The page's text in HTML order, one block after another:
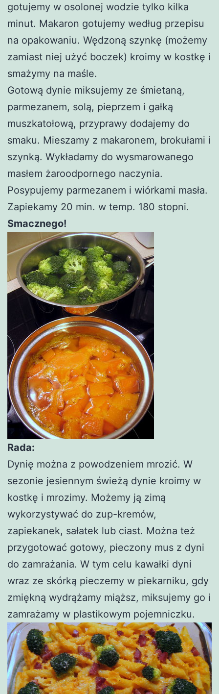
gotujemy w osolonej wodzie tylko kilka
minut. Makaron gotujemy według przepisu
na opakowaniu. Wędzoną szynkę (możemy
zamiast niej użyć boczek) kroimy w kostkę i
smażymy na maśle.
Gotową dynie miksujemy ze śmietaną,
parmezanem, solą, pieprzem i gałką
muszkatołową, przyprawy dodajemy do
smaku. Mieszamy z makaronem, brokułami i
szynką. Wykładamy do wysmarowanego
masłem żaroodpornego naczynia.
Posypujemy parmezanem i wiórkami masła.
Zapiekamy 20 min. w temp. 180 stopni.
Smacznego!
Rada:
Dynię można z powodzeniem mrozić. W
sezonie jesiennym świeżą dynie kroimy w
kostkę i mrozimy. Możemy ją zimą
wykorzystywać do zup-kremów,
zapiekanek, sałatek lub ciast. Można też
przygotować gotowy, pieczony mus z dyni
do zamrażania. W tym celu kawałki dyni
wraz ze skórką pieczemy w piekarniku, gdy
zmiękną wydrążamy miąższ, miksujemy go i
zamrażamy w plastikowym pojemniczku.